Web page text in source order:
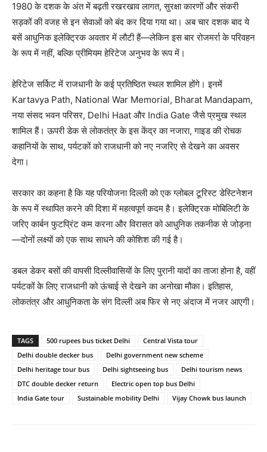
1980 के दशक के अंत में बढ़ती रखरखाव लागत, सुरक्षा कारणों और संकरी
सड़कों की वजह से इन सेवाओं को बंद कर दिया गया था। अब चार दशक बाद ये
बसें आधुनिक इलेक्ट्रिक अवतार में लौटी हैं—लेकिन इस बार रोजमर्रा के परिवहन
के रूप में नहीं, बल्कि प्रीमियम हेरिटेज अनुभव के रूप में।
हेरिटेज सर्किट में राजधानी के कई प्रतिष्ठित स्थल शामिल होंगे। इनमें
Kartavya Path, National War Memorial, Bharat Mandapam,
नया संसद भवन परिसर, Delhi Haat और India Gate जैसे प्रमुख स्थल
शामिल हैं। ऊपरी डेक से लोकतंत्र के इस केंद्र का नजारा, गाइड की रोचक
कहानियों के साथ, पर्यटकों को राजधानी को नए नजरिए से देखने का अवसर
देगा।
सरकार का कहना है कि यह परियोजना दिल्ली को एक ग्लोबल टूरिस्ट डेस्टिनेशन
के रूप में स्थापित करने की दिशा में महत्वपूर्ण कदम है। इलेक्ट्रिक मोबिलिटी के
जरिए कार्बन फुटप्रिंट कम करना और विरासत को आधुनिक तकनीक से जोड़ना
—दोनों लक्ष्यों को एक साथ साधने की कोशिश की गई है।
डबल डेकर बसों की वापसी दिल्लीवासियों के लिए पुरानी यादों का ताजा होना है, वहीं
पर्यटकों के लिए राजधानी को ऊंचाई से देखने का अनोखा मौका। इतिहास,
लोकतंत्र और आधुनिकता के संग दिल्ली अब फिर से नए अंदाज में नजर आएगी।
TAGS 500 rupees bus ticket Delhi
Central Vista tour
Delhi double decker bus
Delhi government new scheme
Delhi heritage tour bus
Delhi sightseeing bus
Delhi tourism news
DTC double decker return
Electric open top bus Delhi
India Gate tour
Sustainable mobility Delhi Vijay Chowk bus launch